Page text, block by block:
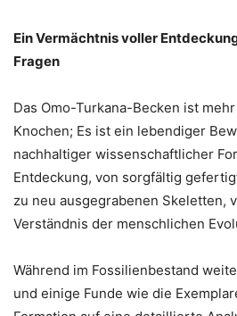
Ein Vermächtnis voller
Fragen
Das Omo-Turkana-Becken ist
Knochen; Es ist ein lebendiger
nachhaltiger wissenschaftlicher
Entdeckung, von sorgfältig
zu neu ausgegrabenen Skeletten,
Verständnis der menschlichen
Während im Fossilienbestand
und einige Funde wie die